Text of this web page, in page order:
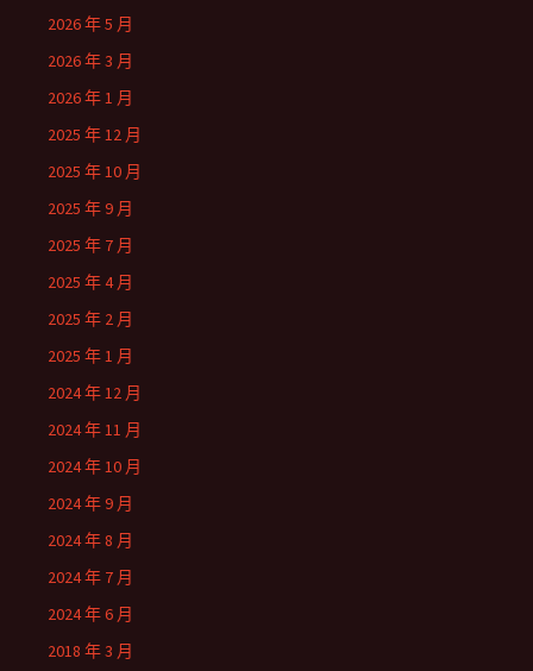
2026 年 5 月
2026 年 3 月
2026 年 1 月
2025 年 12 月
2025 年 10 月
2025 年 9 月
2025 年 7 月
2025 年 4 月
2025 年 2 月
2025 年 1 月
2024 年 12 月
2024 年 11 月
2024 年 10 月
2024 年 9 月
2024 年 8 月
2024 年 7 月
2024 年 6 月
2018 年 3 月